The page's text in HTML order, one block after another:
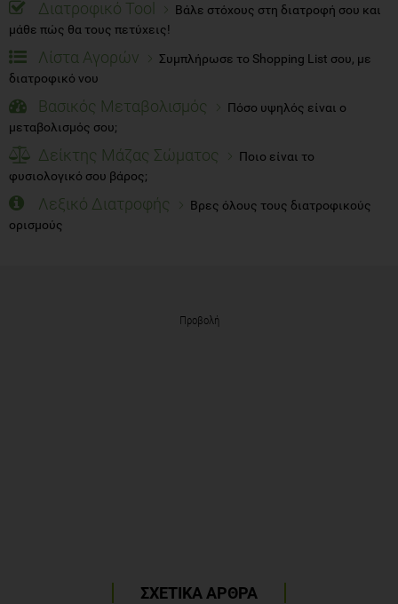
Διατροφικό Tool
Βάλε στόχους στη διατροφή σου και
μάθε πώς θα τους πετύχεις!
Λίστα Αγορών
Συμπλήρωσε το Shopping List σου, με
διατροφικό νου
Βασικός Μεταβολισμός
Πόσο υψηλός είναι ο
μεταβολισμός σου;
Δείκτης Μάζας Σώματος
Ποιο είναι το
φυσιολογικό σου βάρος;
Λεξικό Διατροφής
Βρες όλους τους διατροφικούς
ορισμούς
Προβολή
ΣΧΕΤΙΚΑ ΑΡΘΡΑ